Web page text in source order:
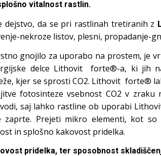
vitalnost rastlin.
dejstvo, da se pri rastlinah tretiranih z
nekroze listov, plesni, propadanje-
gnojilo za uporabo na prostem, je
delce Lithovit forte®-a, ki jih
kjer se sprosti CO2. Lithovit forte®
fotosinteze vsebnost CO2 v zraku
saj lahko rastline ob uporabi
zaprte. Prejeti mikro elementi, kot
in splošno kakovost pridelka.
pridelka, ter sposobnost